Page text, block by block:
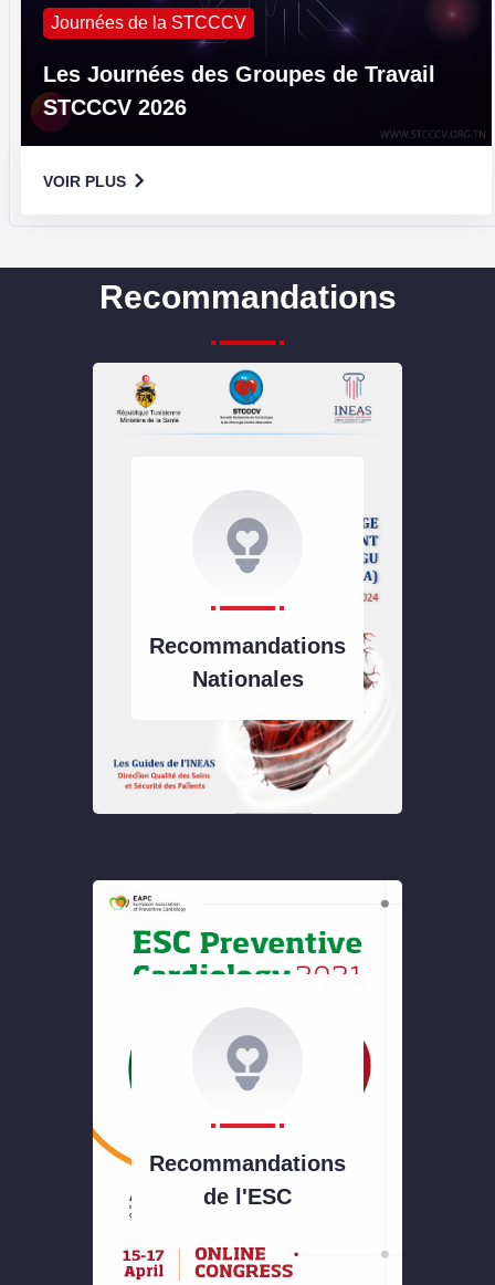
Journées de la STCCCV
Les Journées des Groupes de Travail
STCCCV 2026
VOIR PLUS
Recommandations
Recommandations
Nationales
Recommandations
de l'ESC